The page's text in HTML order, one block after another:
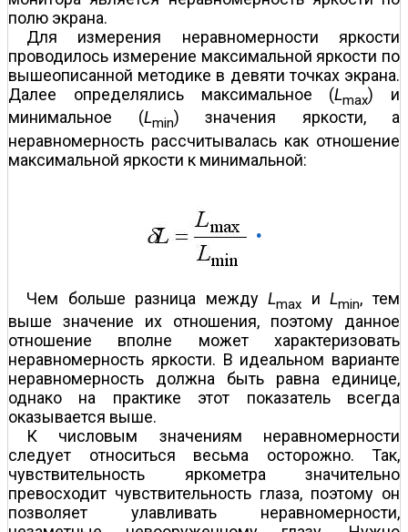
полю экрана.
Для измерения неравномерности яркости
проводилось измерение максимальной яркости по
вышеописанной методике в девяти точках экрана.
Далее определялись максимальное (Lmax) и
минимальное (Lmin) значения яркости, а
неравномерность рассчитывалась как отношение
максимальной яркости к минимальной:
.
Чем больше разница междуLmax иLmin, тем
выше значение их отношения, поэтому данное
отношение вполне может характеризовать
неравномерность яркости. В идеальном варианте
неравномерность должна быть равна единице,
однако на практике этот показатель всегда
оказывается выше.
К числовым значениям неравномерности
следует относиться весьма осторожно. Так,
чувствительность яркометра значительно
превосходит чувствительность глаза, поэтому он
позволяет улавливать неравномерности,